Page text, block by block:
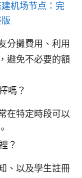
机场节点：完
分攤費用、利用
避免不必要的額
嗎？
在特定時段可以
？
、以及學生註冊